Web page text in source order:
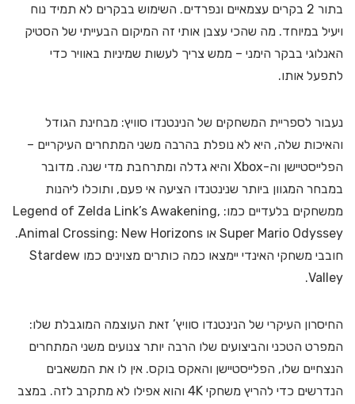
בתור 2 בקרים עצמאיים ונפרדים. השימוש בבקרים לא תמיד נוח
ויעיל במיוחד. מה שהכי עצבן אותי זה המיקום הבעייתי של הסטיק
האנלוגי בבקר הימני – ממש צריך לעשות שמיניות באוויר כדי
לתפעל אותו.
נעבור לספריית המשחקים של הנינטנדו סוויץ: מבחינת הגודל
והאיכות שלה, היא לא נופלת בהרבה משני המתחרים העיקריים –
הפלייסטיישן וה-Xbox והיא גדלה ומתרחבת מדי שנה. מדובר
במבחר המגוון ביותר שנינטנדו הציעה אי פעם, ותוכלו ליהנות
ממשחקים בלעדיים כמו: Legend of Zelda Link’s Awakening,
Super Mario Odyssey או Animal Crossing: New Horizons.
חובבי משחקי האינדי יימצאו כמה כותרים מצוינים כמו Stardew
Valley.
החיסרון העיקרי של הנינטנדו סוויץ’ זאת העוצמה המוגבלת שלו:
המפרט הטכני והביצועים שלו הרבה יותר צנועים משני המתחרים
הנצחיים שלו, הפלייסטיישן והאקס בוקס. אין לו את המשאבים
הנדרשים כדי להריץ משחקי 4K והוא אפילו לא מתקרב לזה. במצב